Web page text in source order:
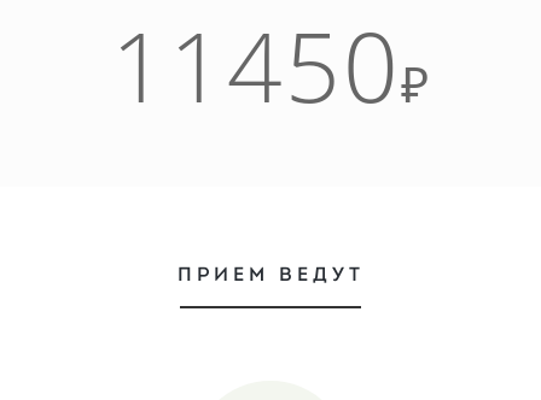
11450₽
ПРИЕМ ВЕДУТ